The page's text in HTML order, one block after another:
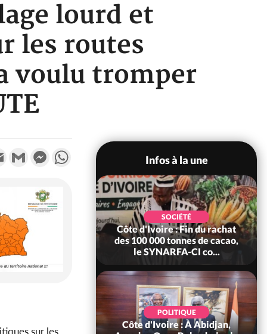
lourd et
les routes
voulu tromper
Email Gmail MessengerWhatsApp
sur les
Infos à la une
: Fête nationale,
accorde
à 4 661...
SOCIÉTÉ
Côte d'Ivoire : Fin du rachat
des 100 000 tonnes de cacao,
le SYNARFA-CI co...
POLITIQUE
Côte d'Ivoire : À Abidjan,